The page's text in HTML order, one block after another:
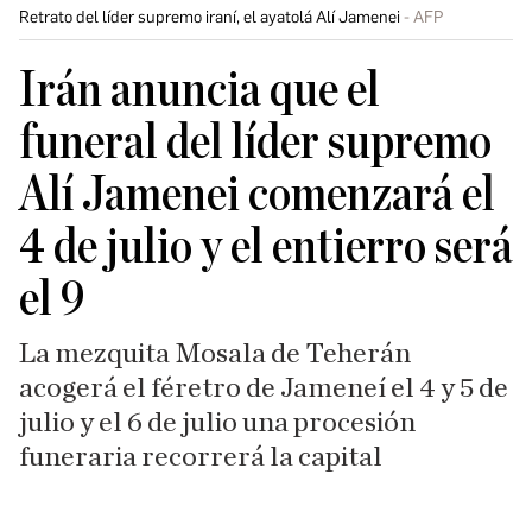
Retrato del líder supremo iraní, el ayatolá Alí Jamenei AFP
Irán anuncia que el
funeral del líder supremo
Alí Jamenei comenzará el
4 de julio y el entierro será
el 9
La mezquita Mosala de Teherán
acogerá el féretro de Jameneí el 4 y 5 de
julio y el 6 de julio una procesión
funeraria recorrerá la capital